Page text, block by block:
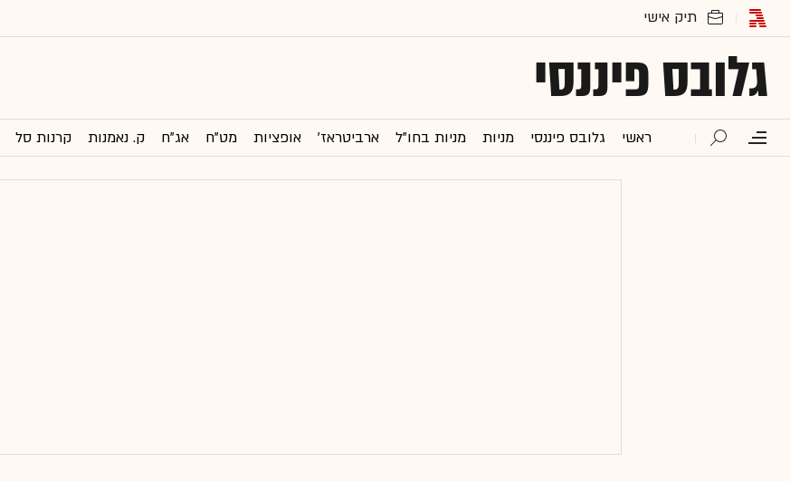
גלובס פיננסי
ראשי גלובס פיננסי מניות מניות בחו"ל ארביטראז' אופציות מט"ח אג"ח ק. נאמנות קרנות סל